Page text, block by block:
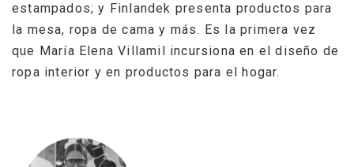
estampados; y Finlandek presenta productos para
la mesa, ropa de cama y más. Es la primera vez
que María Elena Villamil incursiona en el diseño de
ropa interior y en productos para el hogar.